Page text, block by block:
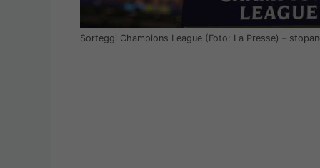
Sorteggi Champions League (Foto: La Presse) –